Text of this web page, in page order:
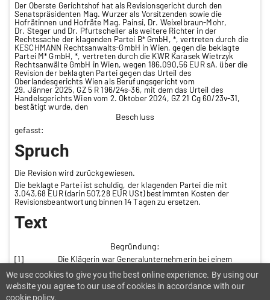
Der Oberste Gerichtshof hat als Revisionsgericht durch den
Senatspräsidenten Mag. Wurzer als Vorsitzenden sowie die
Hofrätinnen und Hofräte Mag. Painsi, Dr. Weixelbraun-Mohr,
Dr. Steger und Dr. Pfurtscheller als weitere Richter in der
Rechtssache der klagenden Partei B* GmbH, *, vertreten durch die
KESCHMANN Rechtsanwalts-GmbH in Wien, gegen die beklagte
Partei M* GmbH, *, vertreten durch die KWR Karasek Wietrzyk
Rechtsanwälte GmbH in Wien, wegen 186.090,56 EUR sA, über die
Revision der beklagten Partei gegen das Urteil des
Oberlandesgerichts Wien als Berufungsgericht vom
29. Jänner 2025, GZ 5 R 196/24s-36, mit dem das Urteil des
Handelsgerichts Wien vom 2. Oktober 2024, GZ 21 Cg 60/23v-31,
bestätigt wurde, den
Beschluss
gefasst:
Spruch
Die Revision wird zurückgewiesen.
Die beklagte Partei ist schuldig, der klagenden Partei die mit
3.043,68 EUR (darin 507,28 EUR USt) bestimmten Kosten der
Revisionsbeantwortung binnen 14 Tagen zu ersetzen.
Text
Begründung:
[1] Die Klägerin war Generalunternehmerin bei einem
Subaufträge („Konstruktiver Stahlbau“ und „Aluschlosser“).
[2] Im Dezember 2022 verlangte die Beklagte die
Sicherstellungen gemäß § 1170b ABGB (für das Gewerk
We use cookies to give you the best online experience. By using our
website you agree to our use of cookies in accordance with our
cookie policy.